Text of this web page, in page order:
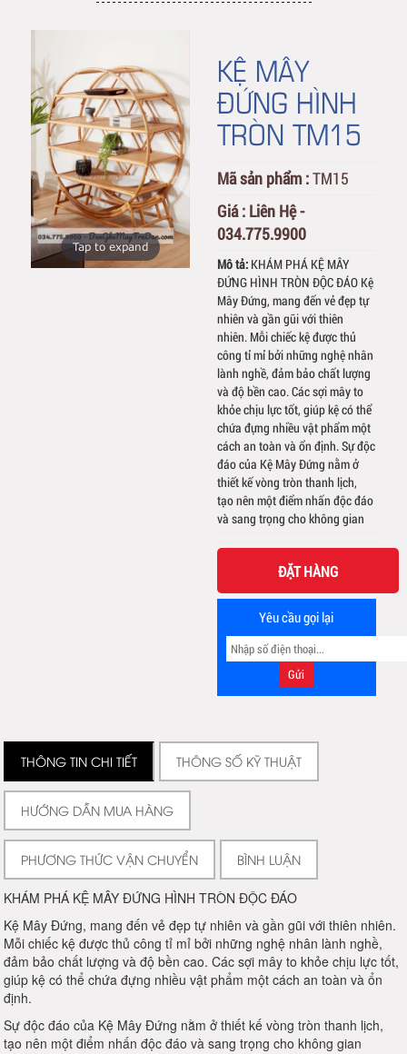
Tap to expand
KỆ MÂY
ĐỨNG HÌNH
TRÒN TM15
Mã sản phẩm :TM15
Giá : Liên Hệ -
034.775.9900
Mô tả: KHÁM PHÁ KỆ MÂY
ĐỨNG HÌNH TRÒN ĐỘC ĐÁO Kệ
Mây Đứng, mang đến vẻ đẹp tự
nhiên và gần gũi với thiên
nhiên. Mỗi chiếc kệ được thủ
công tỉ mỉ bởi những nghệ nhân
lành nghề, đảm bảo chất lượng
và độ bền cao. Các sợi mây to
khỏe chịu lực tốt, giúp kệ có thể
chứa đựng nhiều vật phẩm một
cách an toàn và ổn định. Sự độc
đáo của Kệ Mây Đứng nằm ở
thiết kế vòng tròn thanh lịch,
tạo nên một điểm nhấn độc đáo
và sang trọng cho không gian
ĐẶT HÀNG
Yêu cầu gọi lại
THÔNG TIN CHI TIẾT THÔNG SỐ KỸ THUẬT
HƯỚNG DẪN MUA HÀNG
PHƯƠNG THỨC VẬN CHUYỂN BÌNH LUẬN
KHÁM PHÁ KỆ MÂY ĐỨNG HÌNH TRÒN ĐỘC ĐÁO
Kệ Mây Đứng, mang đến vẻ đẹp tự nhiên và gần gũi với thiên nhiên.
Mỗi chiếc kệ được thủ công tỉ mỉ bởi những nghệ nhân lành nghề,
đảm bảo chất lượng và độ bền cao. Các sợi mây to khỏe chịu lực tốt,
giúp kệ có thể chứa đựng nhiều vật phẩm một cách an toàn và ổn
định.
Sự độc đáo của Kệ Mây Đứng nằm ở thiết kế vòng tròn thanh lịch,
tạo nên một điểm nhấn độc đáo và sang trọng cho không gian